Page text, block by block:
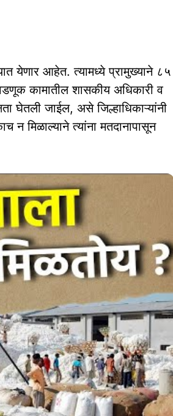
येणार आहेत. त्यामध्ये प्रामुख्याने ८५
कामातील शासकीय अधिकारी व
घेतली जाईल, असे जिल्हाधिकाऱ्यांनी
न मिळाल्याने त्यांना मतदानापासून